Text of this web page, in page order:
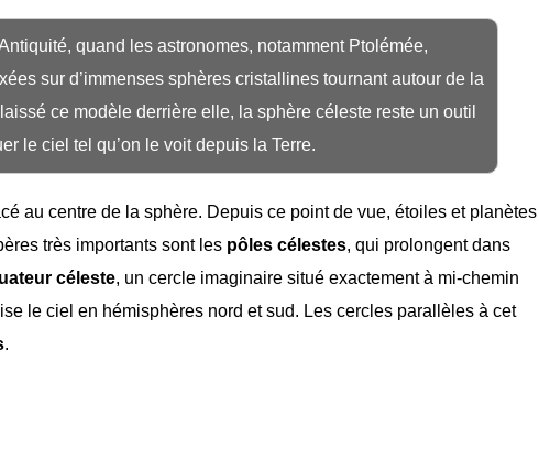
quand les astronomes, notamment Ptolémée,
sur d’immenses sphères cristallines tournant autour de la
ce modèle derrière elle, la sphère céleste reste un outil
le ciel tel qu’on le voit depuis la Terre.
au centre de la sphère. Depuis ce point de vue, étoiles et planètes
très importants sont les pôles célestes, qui prolongent dans
céleste, un cercle imaginaire situé exactement à mi-chemin
le ciel en hémisphères nord et sud. Les cercles parallèles à cet
.